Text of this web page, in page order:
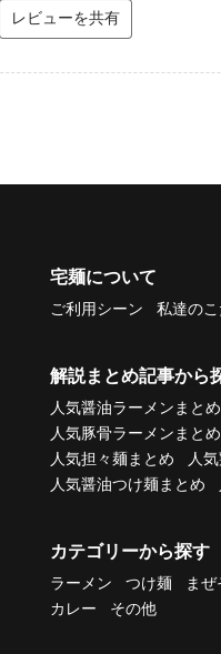
レビューを共有
宅麺について
ご利用シーン 私達のこ
解説まとめ記事から
人気醤油ラーメンまとめ
人気豚骨ラーメンまとめ
人気担々麺まとめ
人
人気醤油つけ麺まとめ
カテゴリーから探す
ラーメン つけ麺 ま
カレー
その他